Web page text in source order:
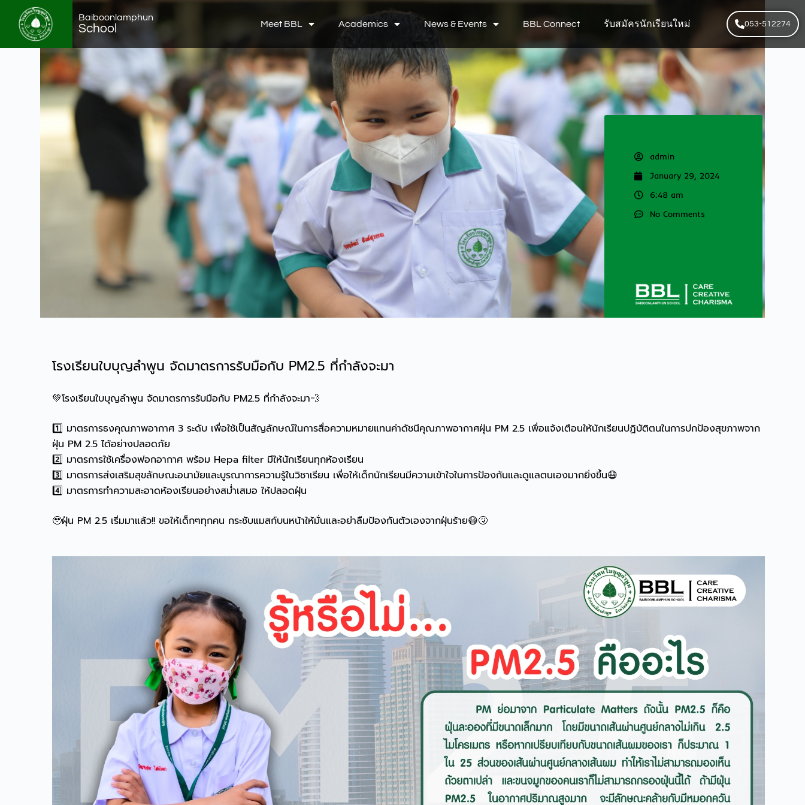
Baiboonlamphun
School Meet BBL Academics News & Events BBL Connect รับสมัครนักเรียนใหม่ 053-512274
admin
January 29, 2024
6:48 am
No Comments
โรงเรียนใบบุญลำพูน จัดมาตรการรับมือกับ PM2.5 ที่กำลังจะมา
💚โรงเรียนใบบุญลำพูน จัดมาตรการรับมือกับ PM2.5 ที่กำลังจะมา💨
1️⃣ มาตรการธงคุณภาพอากาศ 3 ระดับ เพื่อใช้เป็นสัญลักษณ์ในการสื่อความหมายแทนค่าดัชนีคุณภาพอากาศฝุ่น PM 2.5 เพื่อแจ้งเตือนให้นักเรียนปฏิบัติตนในการปกป้องสุขภาพจาก
ฝุ่น PM 2.5 ได้อย่างปลอดภัย
2️⃣ มาตรการใช้เครื่องฟอกอากาศ พร้อม Hepa filter มีให้นักเรียนทุกห้องเรียน
3️⃣ มาตรการส่งเสริมสุขลักษณะอนามัยและบูรณาการความรู้ในวิชาเรียน เพื่อให้เด็กนักเรียนมีความเข้าใจในการป้องกันและดูแลตนเองมากยิ่งขึ้น😷
4️⃣ มาตรการทำความสะอาดห้องเรียนอย่างสม่ำเสมอ ให้ปลอดฝุ่น
🥹ฝุ่น PM 2.5 เริ่มมาแล้ว!! ขอให้เด็กๆทุกคน กระชับแมสก์บนหน้าให้มั่นและอย่าลืมป้องกันตัวเองจากฝุ่นร้าย😷🤧